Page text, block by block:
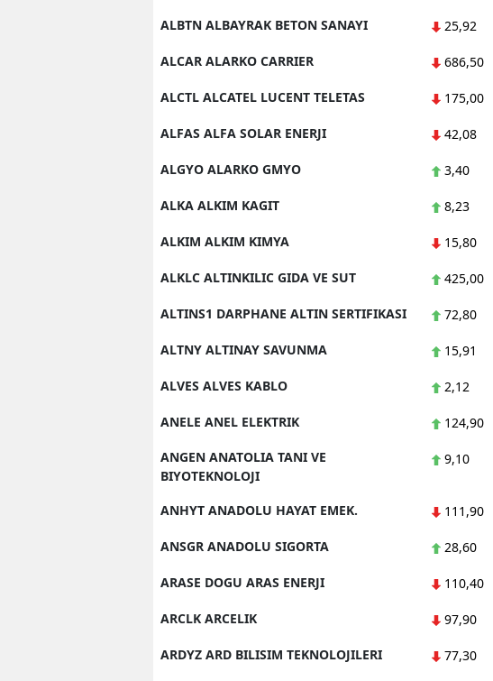
ALBTN ALBAYRAK BETON SANAYI 25,92
ALCAR ALARKO CARRIER 686,50
ALCTL ALCATEL LUCENT TELETAS 175,00
ALFAS ALFA SOLAR ENERJI 42,08
ALGYO ALARKO GMYO 3,40
ALKA ALKIM KAGIT 8,23
ALKIM ALKIM KIMYA 15,80
ALKLC ALTINKILIC GIDA VE SUT 425,00
ALTINS1 DARPHANE ALTIN SERTIFIKASI 72,80
ALTNY ALTINAY SAVUNMA 15,91
ALVES ALVES KABLO 2,12
ANELE ANEL ELEKTRIK 124,90
ANGEN ANATOLIA TANI VE
BIYOTEKNOLOJI
9,10
ANHYT ANADOLU HAYAT EMEK. 111,90
ANSGR ANADOLU SIGORTA 28,60
ARASE DOGU ARAS ENERJI 110,40
ARCLK ARCELIK 97,90
ARDYZ ARD BILISIM TEKNOLOJILERI 77,30